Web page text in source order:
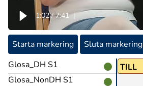
1:02 / 7:41 |
Starta markering Sluta markering
Glosa_DH S1
Glosa_NonDH S1
TILL